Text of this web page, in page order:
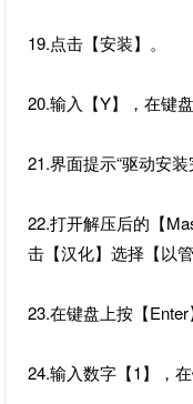
19.点击【安装】。
20.输入【Y】，在键
21.界面提示“驱动安装
22.打开解压后的【
击【汉化】选择【以
23.在键盘上按【Enter
24.输入数字【1】，